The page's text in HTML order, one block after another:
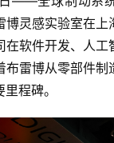
博灵感实验室在
在软件开发、人
布雷博从零部件制
程碑。